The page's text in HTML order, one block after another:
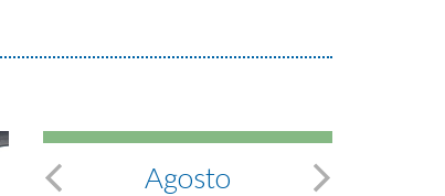
Agosto